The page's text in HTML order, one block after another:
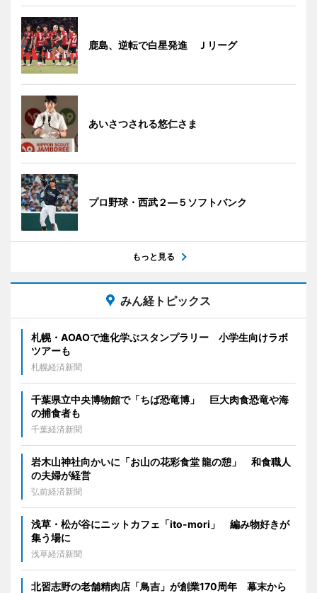
鹿島、逆転で白星発進 Ｊリーグ
あいさつされる悠仁さま
プロ野球・西武２―５ソフトバンク
もっと見る
みん経トピックス
札幌・AOAOで進化学ぶスタンプラリー 小学生向けラボ
ツアーも
札幌経済新聞
千葉県立中央博物館で「ちば恐竜博」 巨大肉食恐竜や海
の捕食者も
千葉経済新聞
岩木山神社向かいに「お山の花彩食堂 龍の憩」 和食職人
の夫婦が経営
弘前経済新聞
浅草・松が谷にニットカフェ「ito-mori」 編み物好きが
集う場に
浅草経済新聞
北習志野の老舗精肉店「鳥吉」が創業170周年 幕末から